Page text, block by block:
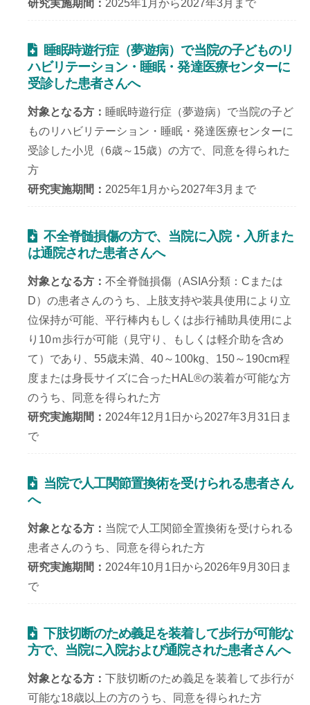
研究実施期間
2025年1月から2027年3月まで
睡眠時遊行症（夢遊病）で当院の子どものリ
ハビリテーション・睡眠・発達医療センターに
受診した患者さんへ
対象となる方
睡眠時遊行症（夢遊病）で当院の子ど
ものリハビリテーション・睡眠・発達医療センターに
受診した小児（6歳～15歳）の方で、同意を得られた
方
研究実施期間
2025年1月から2027年3月まで
不全脊髄損傷の方で、当院に入院・入所また
は通院された患者さんへ
対象となる方
不全脊髄損傷（ASIA分類：Cまたは
D）の患者さんのうち、上肢支持や装具使用により立
位保持が可能、平行棒内もしくは歩行補助具使用によ
り10ｍ歩行が可能（見守り、もしくは軽介助を含め
て）であり、55歳未満、40～100kg、150～190cm程
度または身長サイズに合ったHAL®の装着が可能な方
のうち、同意を得られた方
研究実施期間
2024年12月1日から2027年3月31日ま
で
当院で人工関節置換術を受けられる患者さん
へ
対象となる方
当院で人工関節全置換術を受けられる
患者さんのうち、同意を得られた方
研究実施期間
2024年10月1日から2026年9月30日ま
で
下肢切断のため義足を装着して歩行が可能な
方で、当院に入院および通院された患者さんへ
対象となる方
下肢切断のため義足を装着して歩行が
可能な18歳以上の方のうち、同意を得られた方
臨床研究等
倫理委員会
個人情報保護方針
人生の最終段階における適切な意志決定支援に
関する指針
（PDF:550KB）
身体的拘束を最小化するための指針
虐待の防止のための指針